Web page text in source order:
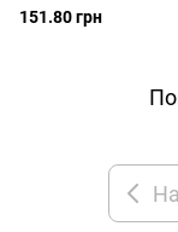
151.80 грн